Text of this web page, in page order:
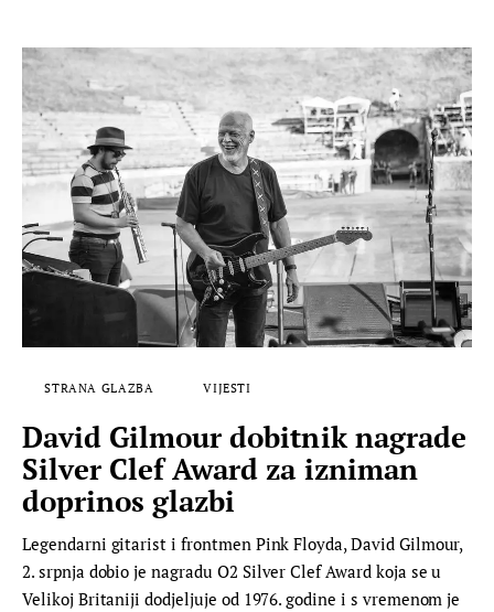
STRANA GLAZBA VIJESTI
David Gilmour dobitnik nagrade
Silver Clef Award za izniman
doprinos glazbi
Legendarni gitarist i frontmen Pink Floyda, David Gilmour,
2. srpnja dobio je nagradu O2 Silver Clef Award koja se u
Velikoj Britaniji dodjeljuje od 1976. godine i s vremenom je